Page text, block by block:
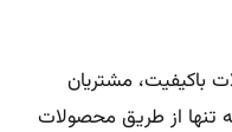
باکیفیت، مشتریان
تنها از طریق محصولات